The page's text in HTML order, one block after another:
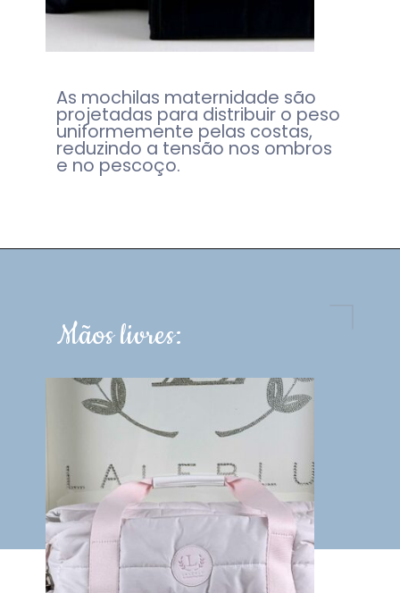
As mochilas maternidade são
projetadas para distribuir o peso
uniformemente pelas costas,
reduzindo a tensão nos ombros
e no pescoço.
Mãos livres: